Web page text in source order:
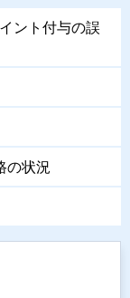
ント付与の誤
の状況